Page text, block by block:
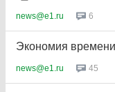
news@e1.ru 6
Экономия
news@e1.ru 45